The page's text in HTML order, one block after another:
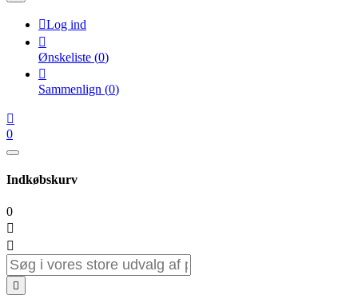
Log ind

Ønskeliste (0)

Sammenlign (0)

0
Indkøbskurv
0


